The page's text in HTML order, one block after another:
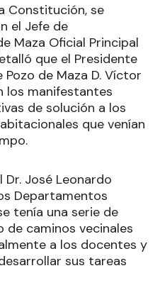
Constitución, se
el Jefe de
Maza Oficial Principal
que el Presidente
de Maza D. Víctor
los manifestantes
de solución a los
que venían
Dr. José Leonardo
Departamentos
tenía una serie de
caminos vecinales
a los docentes y
sus tareas